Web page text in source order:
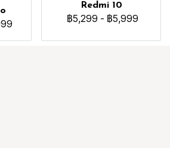
Redmi 10
฿5,299 - ฿5,999